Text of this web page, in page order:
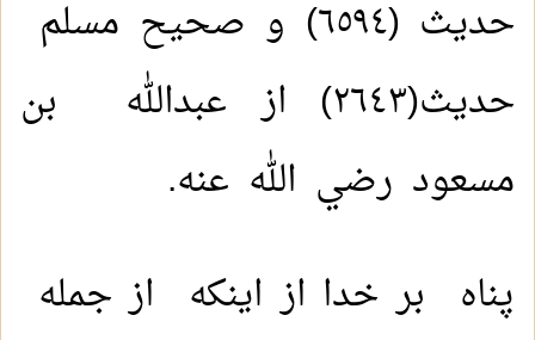
حدیث (٦٥٩٤) و صحيح مسلم
حديث(٢٦٤٣) از عبدالله بن
مسعود رضي الله عنه.
پناه بر خدا از اینکه از جمله